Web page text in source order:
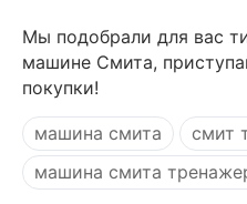
Мы подобрали для вас
машине Смита,
покупки!
машина смита
смит
машина смита